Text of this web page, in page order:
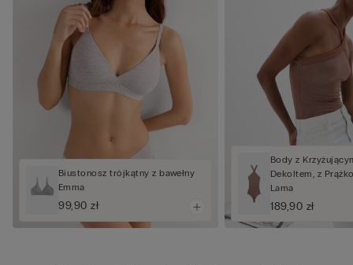
Biustonosz trójkątny z bawełny
Emma
99,90 zł
Body z
Dekoltem, z
Lama
189,90 zł